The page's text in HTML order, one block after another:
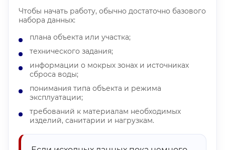
Чтобы начать работу, обычно достаточно базового
набора данных:
плана объекта или участка;
технического задания;
информации о мокрых зонах и источниках
сброса воды;
понимания типа объекта и режима
эксплуатации;
требований к материалам необходимых
изделий, санитарии и нагрузкам.